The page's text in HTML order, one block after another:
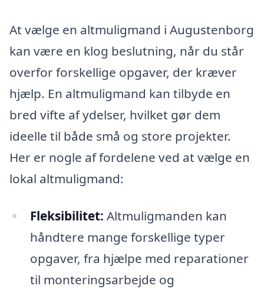
At vælge en altmuligmand i Augustenborg
kan være en klog beslutning, når du står
overfor forskellige opgaver, der kræver
hjælp. En altmuligmand kan tilbyde en
bred vifte af ydelser, hvilket gør dem
ideelle til både små og store projekter.
Her er nogle af fordelene ved at vælge en
lokal altmuligmand:
Fleksibilitet: Altmuligmanden kan
håndtere mange forskellige typer
opgaver, fra hjælpe med reparationer
til monteringsarbejde og